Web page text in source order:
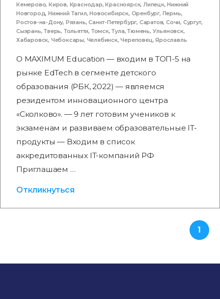
Кемерово,Киров, Краснодар,Красноярск,Липецк,Нижний
Новгород,Нижний Тагил,Новосибирск, Оренбург, Пермь,
Ростов-на-Дону, Рязань,Санкт-Петербург, Саратов,Сочи, Сургут,
Сызрань,Тверь, Тольятти, Томск,Тула,Тюмень, Ульяновск,
Хабаровск, Чебоксары, Челябинск,Череповец,Ярославль
О MAXIMUM Education — входим в ТОП-5 на
рынке EdTech в сегменте детского
образования (РБК, 2022) — являемся
резидентом инновационного центра
«Сколково». — 9 лет готовим учеников к
экзаменам и развиваем образовательные IT-
продукты — Входим в список
аккредитованных IT-компаний РФ
Приглашаем …
Откликнуться
1